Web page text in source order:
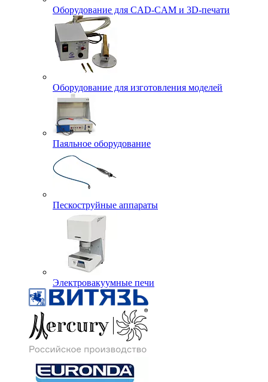
Оборудование для CAD-CAM и 3D-печати
Оборудование для изготовления моделей
Паяльное оборудование
Пескоструйные аппараты
Электровакуумные печи